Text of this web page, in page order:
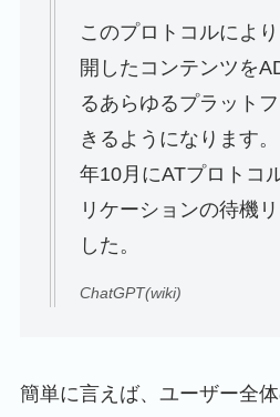
このプロトコルによ
開したコンテンツを
るあらゆるプラット
きるようになります
年10月にATプロトコ
リケーションの待機
した。
ChatGPT(wiki)
簡単に言えば、ユーザー全